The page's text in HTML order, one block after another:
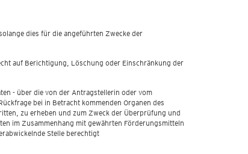
dies für die angeführten Zwecke der
auf Berichtigung, Löschung oder Einschränkung der
- über die von der Antragstellerin oder vom
bei in Betracht kommenden Organen des
zu erheben und zum Zweck der Überprüfung und
im Zusammenhang mit gewährten Förderungsmitteln
Stelle berechtigt